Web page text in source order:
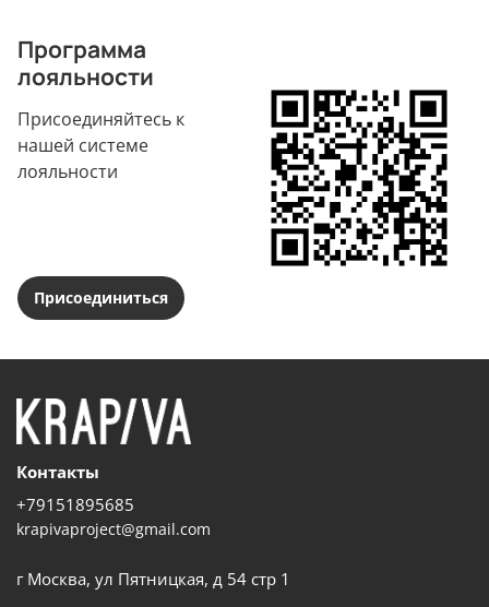
Программа
лояльности
Присоединяйтесь к
нашей системе
лояльности
Присоединиться
Контакты
+79151895685
krapivaproject@gmail.com
г Москва, ул Пятницкая, д 54 стр 1